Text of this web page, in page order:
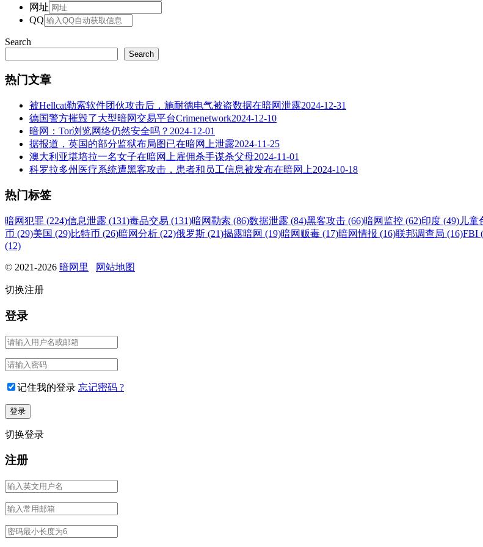
网址
QQ
Search
Search
热门文章
被Hellcat勒索软件团伙攻击后，施耐德电气被盗数据在暗网泄露2024-12-31
德国警方摧毁了大型暗网交易平台Crimenetwork2024-12-10
暗网：Tor浏览网络仍然安全吗？ 2024-12-01
据报道，英国的部分监狱布局图已在暗网上泄露2024-11-25
澳大利亚堪培拉一名女子在暗网上雇佣杀手谋杀父母2024-11-01
科罗拉多州医疗系统遭黑客攻击，患者和员工信息被发布在暗网上2024-10-18
热门标签
暗网犯罪 (224)信息泄露 (131)毒品交易 (131)暗网勒索 (86)数据泄露 (84)黑客攻击 (66)暗网监控 (62)印度 (49) 儿童
币 (29)美国 (29)比特币 (26)暗网分析 (22)俄罗斯 (21)揭露暗网 (19)暗网贩毒 (17)暗网情报 (16)联邦调查局 (16)FBI
(12)
© 2021-2026 暗网里 网站地图
切换注册
登录
记住我的登录 忘记密码 ?
切换登录
注册